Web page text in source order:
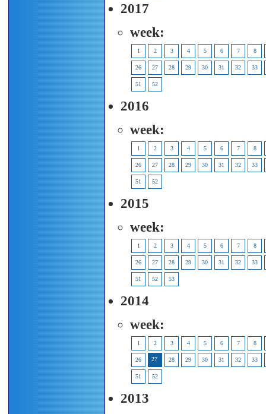
2017
week:
1 2 3 4 5 6 7 8
26 27 28 29 30 31 32 33
51 52
2016
week:
1 2 3 4 5 6 7 8
26 27 28 29 30 31 32 33
51 52
2015
week:
1 2 3 4 5 6 7 8
26 27 28 29 30 31 32 33
51 52 53
2014
week:
1 2 3 4 5 6 7 8
26 27 28 29 30 31 32 33
51 52
2013